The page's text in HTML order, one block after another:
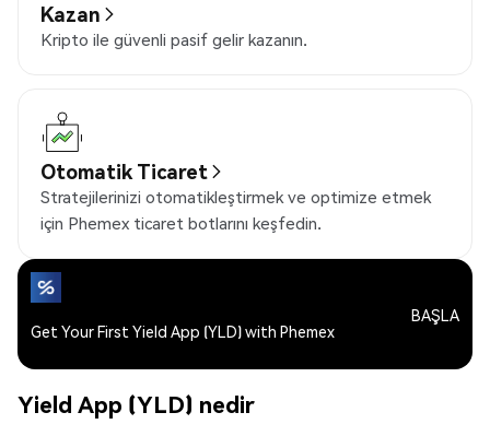
Kazan
Kripto ile güvenli pasif gelir kazanın.
Otomatik Ticaret
Stratejilerinizi otomatikleştirmek ve optimize etmek
için Phemex ticaret botlarını keşfedin.
Get Your First Yield App (YLD) with Phemex
BAŞLA
Yield App (YLD) nedir